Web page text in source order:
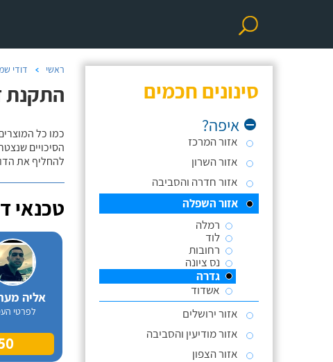
סינונים חכמים
איפה?
אזור המרכז
אזור השרון
אזור חדרה והסביבה
אזור השפלה
רמלה
לוד
רחובות
נס ציונה
גדרה
אשדוד
אזור ירושלים
אזור מודיעין והסביבה
אזור הצפון
ראשי דודי
התקנת
כמו כל
להחליף את
טכנאי
אליה
לפרטי